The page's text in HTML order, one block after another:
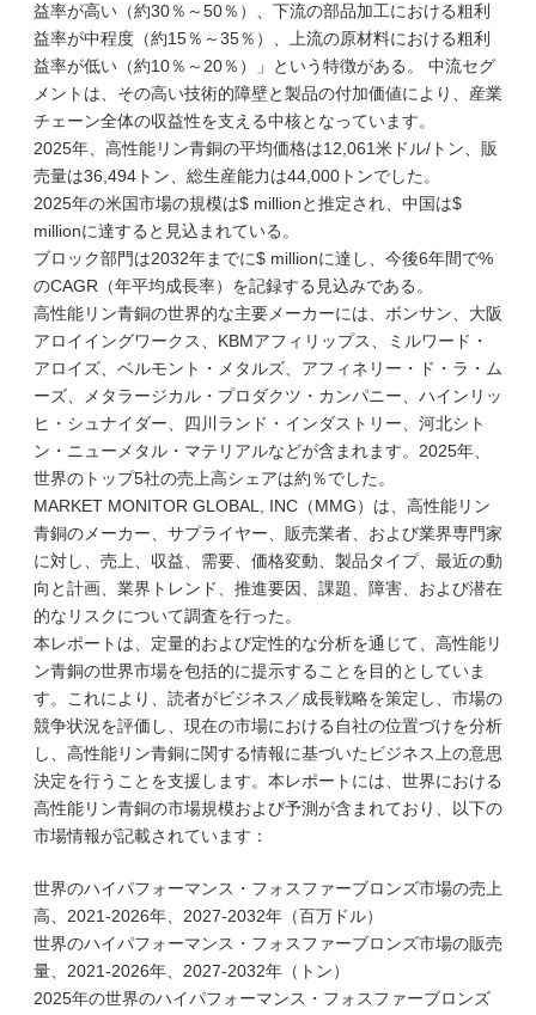
益率が高い（約30％～50％）、下流の部品加工における粗利
益率が中程度（約15％～35％）、上流の原材料における粗利
益率が低い（約10％～20％）」という特徴がある。 中流セグ
メントは、その高い技術的障壁と製品の付加価値により、産業
チェーン全体の収益性を支える中核となっています。
2025年、高性能リン青銅の平均価格は12,061米ドル/トン、販
売量は36,494トン、総生産能力は44,000トンでした。
2025年の米国市場の規模は$ millionと推定され、中国は$
millionに達すると見込まれている。
ブロック部門は2032年までに$ millionに達し、今後6年間で%
のCAGR（年平均成長率）を記録する見込みである。
高性能リン青銅の世界的な主要メーカーには、ボンサン、大阪
アロイイングワークス、KBMアフィリップス、ミルワード・
アロイズ、ベルモント・メタルズ、アフィネリー・ド・ラ・ム
ーズ、メタラージカル・プロダクツ・カンパニー、ハインリッ
ヒ・シュナイダー、四川ランド・インダストリー、河北シト
ン・ニューメタル・マテリアルなどが含まれます。2025年、
世界のトップ5社の売上高シェアは約％でした。
MARKET MONITOR GLOBAL, INC（MMG）は、高性能リン
青銅のメーカー、サプライヤー、販売業者、および業界専門家
に対し、売上、収益、需要、価格変動、製品タイプ、最近の動
向と計画、業界トレンド、推進要因、課題、障害、および潜在
的なリスクについて調査を行った。
本レポートは、定量的および定性的な分析を通じて、高性能リ
ン青銅の世界市場を包括的に提示することを目的としていま
す。これにより、読者がビジネス／成長戦略を策定し、市場の
競争状況を評価し、現在の市場における自社の位置づけを分析
し、高性能リン青銅に関する情報に基づいたビジネス上の意思
決定を行うことを支援します。本レポートには、世界における
高性能リン青銅の市場規模および予測が含まれており、以下の
市場情報が記載されています：
世界のハイパフォーマンス・フォスファーブロンズ市場の売上
高、2021-2026年、2027-2032年（百万ドル）
世界のハイパフォーマンス・フォスファーブロンズ市場の販売
量、2021-2026年、2027-2032年（トン）
2025年の世界のハイパフォーマンス・フォスファーブロンズ